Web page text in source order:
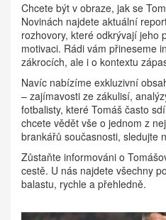
Chcete být v obraze, jak se
Novinách najdete aktuální
rozhovory, které odkrývají jeho
motivaci. Rádi vám přineseme
zákrocích, ale i o kontextu
Navíc nabízíme exkluzivní
– zajímavosti ze zákulisí,
fotbalisty, které Tomáš často
chcete vědět vše o jednom z
brankářů současnosti, sledujte
Zůstaňte informováni o
cestě. U nás najdete všechny
balastu, rychle a přehledně.